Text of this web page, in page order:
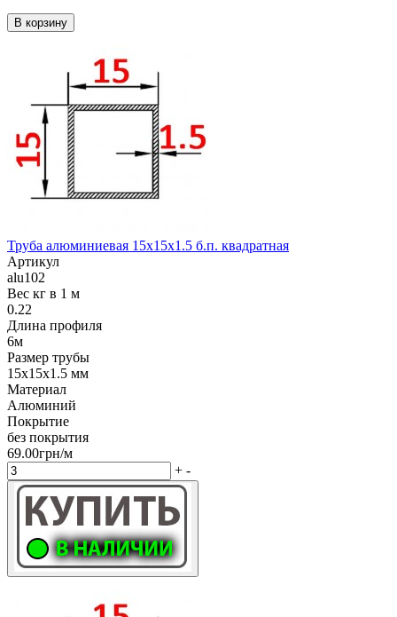
В корзину
Труба алюминиевая 15х15х1.5 б.п. квадратная
Артикул
alu102
Вес кг в 1 м
0.22
Длина профиля
6м
Размер трубы
15х15х1.5 мм
Материал
Алюминий
Покрытие
без покрытия
69.00грн/м
+ -